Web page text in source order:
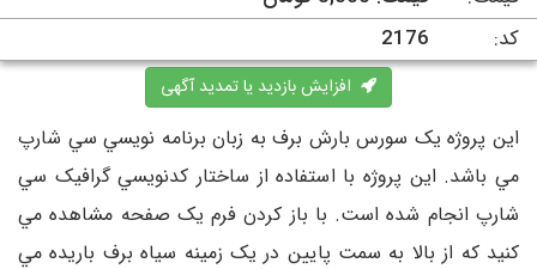
کد:
2176
افزایش بازدید یا تمدید آگهی
اين پروژه يک سورس بارش برف به زبان برنامه نويسي سي شارپ
مي باشد. اين پروژه با استفاده از ساختار کدنويسي گرافيک سي
شارپ انجام شده است. با باز کردن فرم يک صفحه مشاهده مي
کنيد که از بالا به سمت پايين در يک زمينه سياه برف باريده مي